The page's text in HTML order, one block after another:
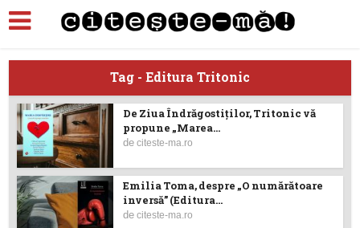
Tag - Editura Tritonic
De Ziua Îndrăgostiților, Tritonic vă
propune „Marea...
deciteste-ma.ro
Emilia Toma, despre „O numărătoare
inversă” (Editura...
deciteste-ma.ro